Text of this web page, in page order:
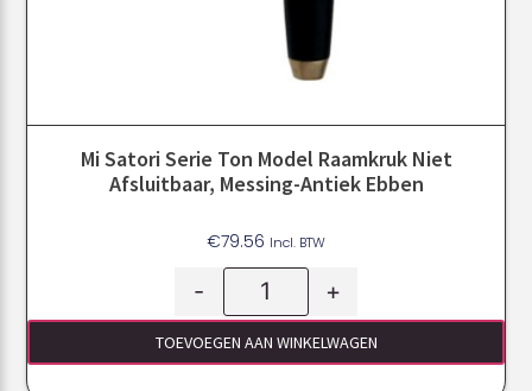
Mi Satori Serie Ton Model Raamkruk Niet
Afsluitbaar, Messing-Antiek Ebben
€79.56 Incl. BTW
- +
TOEVOEGEN AAN WINKELWAGEN